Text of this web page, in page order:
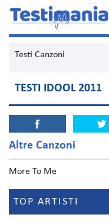
Testi Canzoni
TESTI IDOOL 2011
Altre Canzoni
More To Me
TOP ARTISTI